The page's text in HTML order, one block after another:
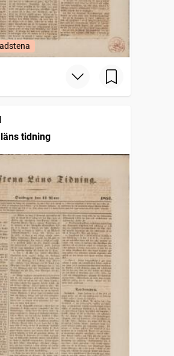
tidning